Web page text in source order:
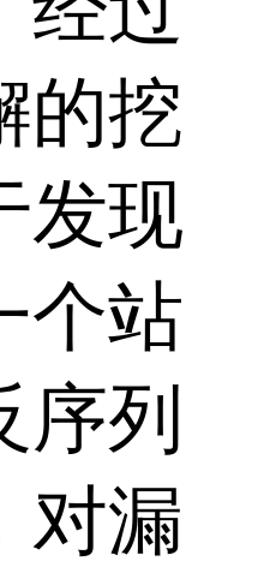
的挖
发现
个站
序列
对漏